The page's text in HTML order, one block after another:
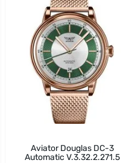
Aviator Douglas DC-3
Automatic V.3.32.2.271.5